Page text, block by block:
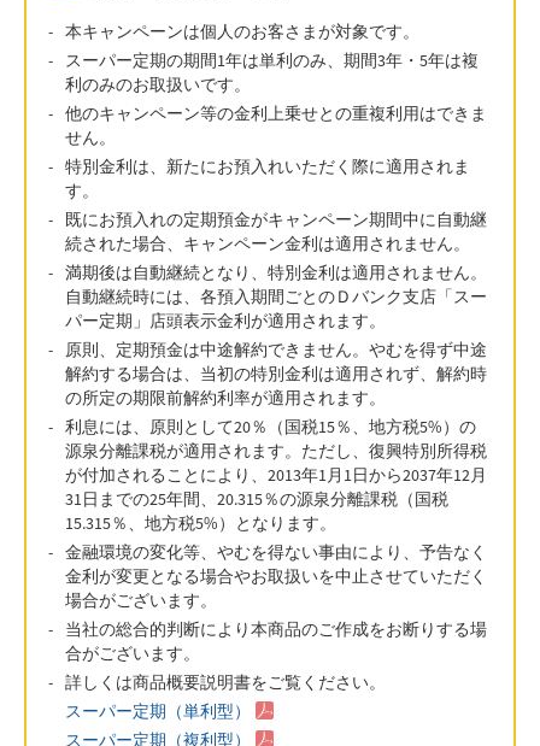
本キャンペーンは個人のお客さまが対象です。
スーパー定期の期間1年は単利のみ、期間3年・5年は複
利のみのお取扱いです。
他のキャンペーン等の金利上乗せとの重複利用はできま
せん。
特別金利は、新たにお預入れいただく際に適用されま
す。
既にお預入れの定期預金がキャンペーン期間中に自動継
続された場合、キャンペーン金利は適用されません。
満期後は自動継続となり、特別金利は適用されません。
自動継続時には、各預入期間ごとのＤバンク支店「スー
パー定期」店頭表示金利が適用されます。
原則、定期預金は中途解約できません。やむを得ず中途
解約する場合は、当初の特別金利は適用されず、解約時
の所定の期限前解約利率が適用されます。
利息には、原則として20％（国税15％、地方税5%）の
源泉分離課税が適用されます。ただし、復興特別所得税
が付加されることにより、2013年1月1日から2037年12月
31日までの25年間、20.315％の源泉分離課税（国税
15.315％、地方税5%）となります。
金融環境の変化等、やむを得ない事由により、予告なく
金利が変更となる場合やお取扱いを中止させていただく
場合がございます。
当社の総合的判断により本商品のご作成をお断りする場
合がございます。
詳しくは商品概要説明書をご覧ください。
スーパー定期（単利型）
スーパー定期（複利型）